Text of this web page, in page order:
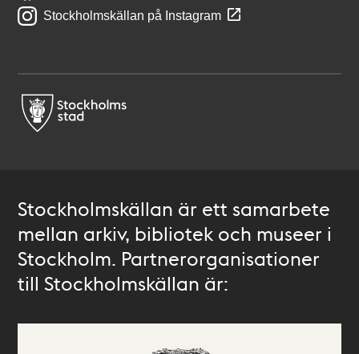
Stockholmskällan på Instagram
Stockholmskällan är ett samarbete
mellan arkiv, bibliotek och museer i
Stockholm. Partnerorganisationer
till Stockholmskällan är: